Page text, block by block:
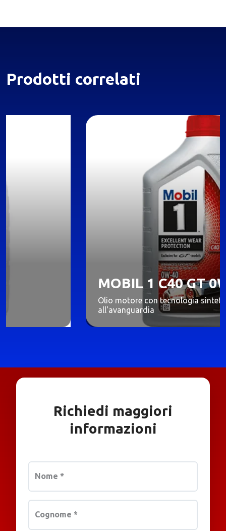
Prodotti correlati
MOBIL 1 C40 GT 0W-40
Olio motore con tecnologia sintetica
Richiedi maggiori
informazioni
Nome *
Cognome *